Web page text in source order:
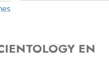
EN